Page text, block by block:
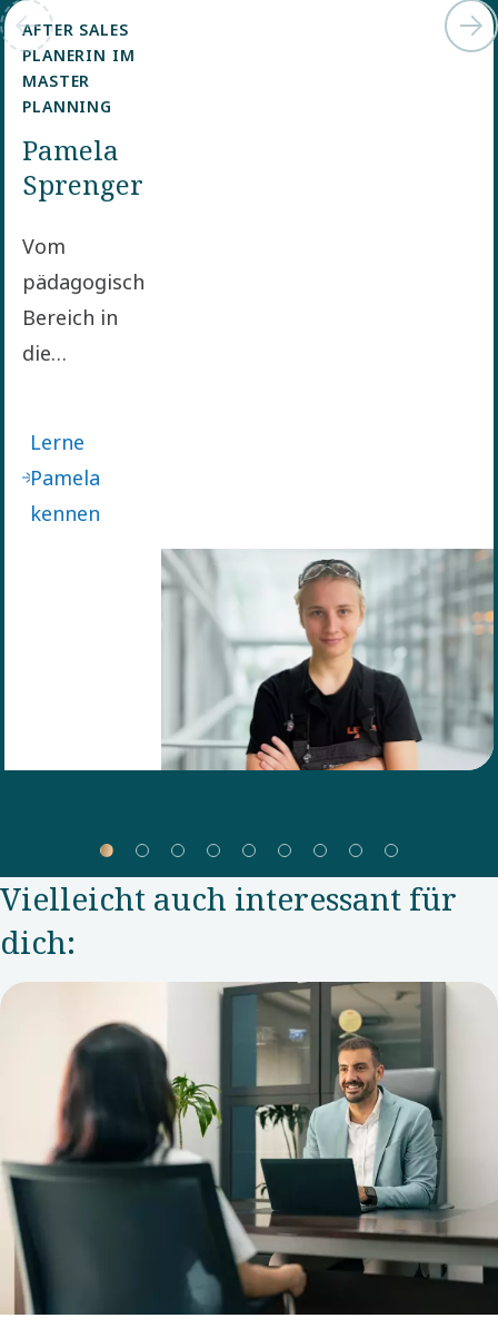
AFTER SALES
PLANERIN IM
MASTER
PLANNING
Pamela
Sprenger
Vom
pädagogischen
Bereich in
die
Erzieherinnenberuf
Lerne
Pamela
kennen
Vielleicht auch interessant für
dich: